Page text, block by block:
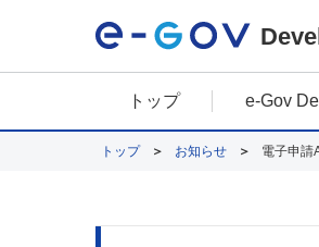
トップ e-Gov
トップ お知らせ 電子申請